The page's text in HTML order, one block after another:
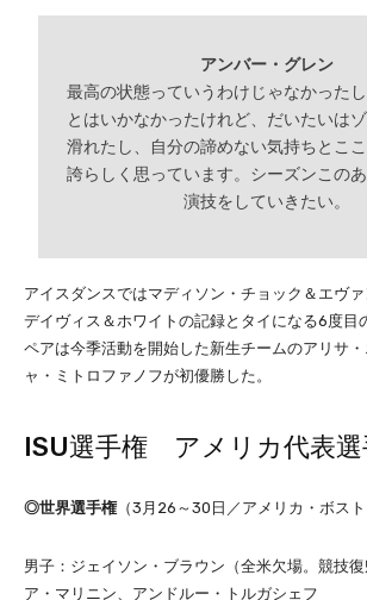
アンバー・グレン
最高の状態っていうわけじゃなかった
とはいかなかったけれど、だいたいは
滑れたし、自分の諦めない気持ちとこ
誇らしく思っています。シーズンこの
演技をしていきたい。
アイスダンスではマディソン・チョック＆エヴァ
デイヴィス＆ホワイトの記録とタイになる6度目
ペアは今季活動を開始した新生チームのアリサ
ャ・ミトロファノフが初優勝した。
ISU選手権 アメリカ代表選
◎世界選手権（3月26～30日／アメリカ・ボスト
男子：ジェイソン・ブラウン（全米欠場。競技
ア・マリニン、アンドルー・トルガシェフ